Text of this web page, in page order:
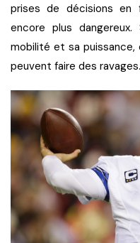
prises de décisions
encore plus
mobilité et sa puissance,
peuvent faire des ravages.